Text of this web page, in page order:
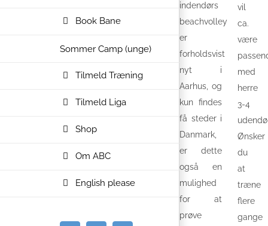
Book Bane
Sommer Camp (unge)
Tilmeld Træning
Tilmeld Liga
Shop
Om ABC
English please
indendørs
beachvolley
er
forholdsvist
nyt i
Aarhus, og
kun findes
få steder i
Danmark,
er dette
også en
mulighed
for at
prøve
vil
ca.
være
med
herre
3-4
Ønsker
du
at
træne
flere
gange